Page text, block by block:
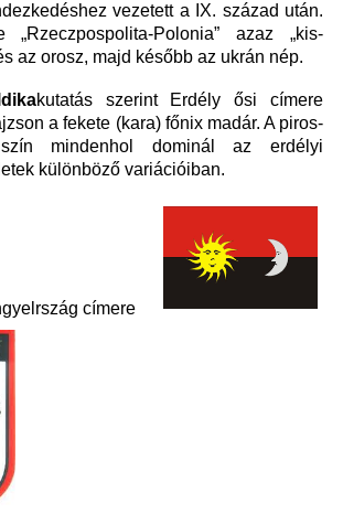
vezetett a IX. század után.
Polonia” azaz „kis-
az orosz, majd később az ukrán nép.
kutatás szerint Erdély ősi címere
a fekete (kara) főnix madár. A piros-
mindenhol dominál az erdélyi
különböző variációiban.